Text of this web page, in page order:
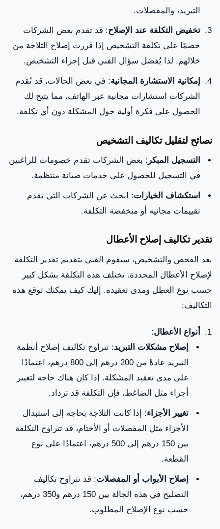
التبريد، والمفصلات.
تخفيض التكلفة عند الإصلاح: قد تقدم بعض الشركات
خصمًا على تكلفة التشخيص إذا قررت إصلاح الثلاجة من
خلالهم. لذا يُفضل سؤال الفني قبل إجراء التشخيص.
إمكانية الاستشارة المجانية: في بعض الحالات، قد تُقدم
الشركات استشارات مجانية عبر الهاتف، مما يتيح لك
الحصول على فكرة أولية حول المشكلة دون أي تكلفة.
نصائح لتقليل تكاليف التشخيص
التسجيل المبكر : بعض الشركات تقدم خصومات للراغبين
في التسجيل للحصول على خدمات صيانة منتظمة.
استكشاف الخيارات: ابحث عن الشركات التي تقدم
تقييمات مجانية أو منخفضة التكلفة.
تقدير تكاليف إصلاح الأعطال
بعد الفحص والتشخيص، سيقوم الفني بتقديم تقدير التكلفة
لإصلاح الأعطال المحددة. تختلف هذه التكلفة بشكل كبير
حسب نوع العطل ومدى تعقيده. إليك كيف يمكنك توقع هذه
التكاليف:
أنواع الأعطال:
إصلاح مشكلات التبريد: تتراوح تكاليف إصلاح أنظمة
التبريد عادةً من 200 درهم إلى 800 درهم، اعتمادًا
على مدى تعقيد المشكلة. إذا كان هناك حاجة لتغيير
أجزاء مثل الضاغط، فإن التكلفة قد تزداد.
تغيير الأجزاء: إذا كانت الثلاجة بحاجة إلى استبدال
الأجزاء مثل المفصلات أو الأختام، قد تتراوح التكلفة
بين 150 درهم إلى 500 درهم، اعتمادًا على نوع
القطعة.
إصلاح الأبواب أو المفصلات: قد تتراوح تكاليف
التصليح في هذه الحالة بين 150 درهم و350 درهم،
حسب نوع الإصلاح المطلوب.